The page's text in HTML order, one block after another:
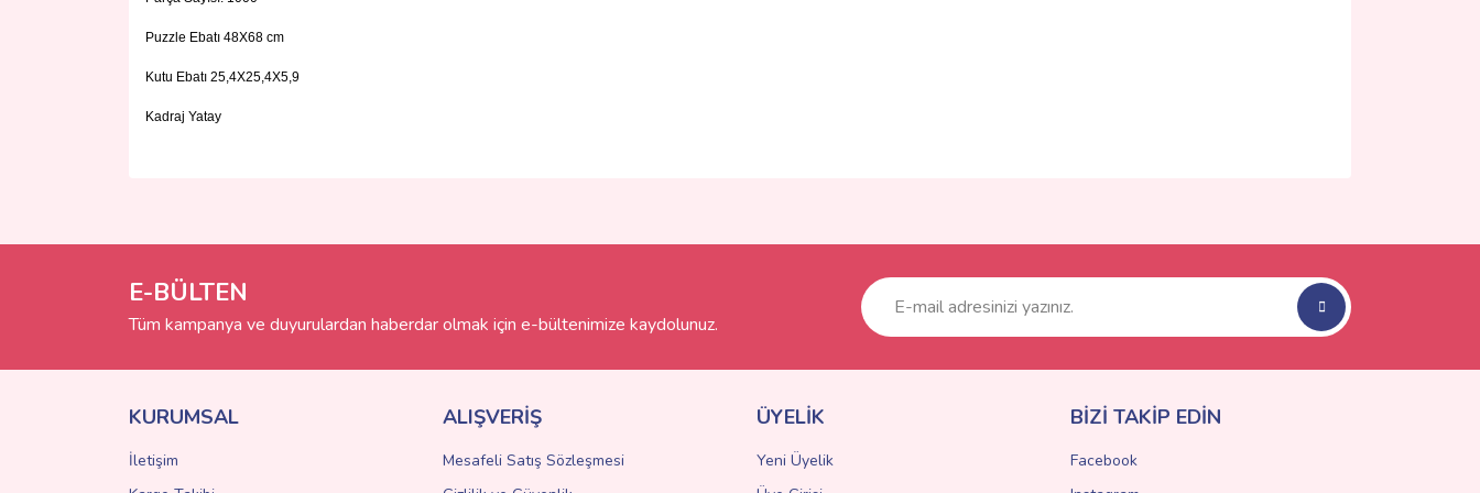
Puzzle Ebatı 48X68 cm
Kutu Ebatı 25,4X25,4X5,9
Kadraj Yatay
Ürün resmi kalitesiz, bozuk veya görüntülenemiyor.
Bu ürüne benzer farklı alternatifler olmalı.
E-BÜLTEN
Tüm kampanya ve duyurulardan haberdar olmak için e-bültenimize kaydolunuz.
KURUMSAL
İletişim
ALIŞVERİŞ
Mesafeli Satış Sözleşmesi
ÜYELİK
Yeni Üyelik
BİZİ TAKİP EDİN
Facebook